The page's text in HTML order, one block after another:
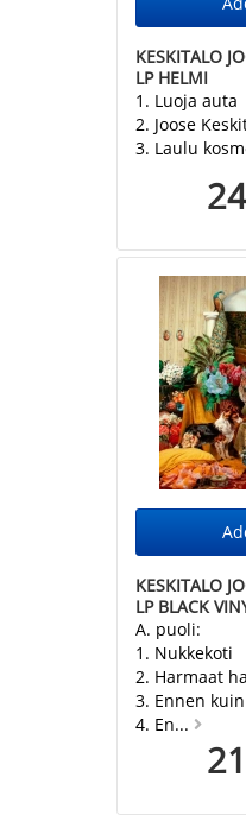
KESKITALO
LP HELMI
1. Luoja auta
2. Joose
3. Laulu
KESKITALO
LP BLACK
A. puoli:
1. Nukkekoti
2. Harmaat
3. Ennen
4. En...